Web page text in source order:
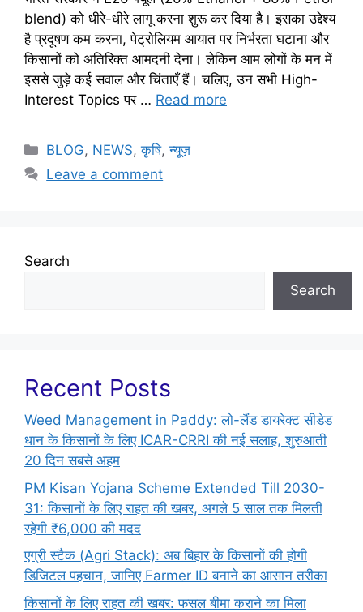
blend) को धीरे-धीरे लागू करना शुरू कर दिया है। इसका उद्देश्य
है प्रदूषण कम करना, पेट्रोलियम आयात पर निर्भरता घटाना और
किसानों को अतिरिक्त आमदनी देना। लेकिन आम लोगों के मन में
इससे जुड़े कई सवाल और चिंताएँ हैं। चलिए, उन सभी High-
Interest Topics पर … Read more
BLOG, NEWS,कृषि,न्यूज़
Leave a comment
Search
Search
Recent Posts
Weed Management in Paddy: लो-लैंड डायरेक्ट सीडेड
धान के किसानों के लिए ICAR-CRRI की नई सलाह, शुरुआती
20 दिन सबसे अहम
PM Kisan Yojana Scheme Extended Till 2030-
31: किसानों के लिए राहत की खबर, अगले 5 साल तक मिलती
रहेगी ₹6,000 की मदद
एग्री स्टैक (Agri Stack): अब बिहार के किसानों की होगी
डिजिटल पहचान, जानिए Farmer ID बनाने का आसान तरीका
किसानों के लिए राहत की खबर: फसल बीमा कराने का मिला